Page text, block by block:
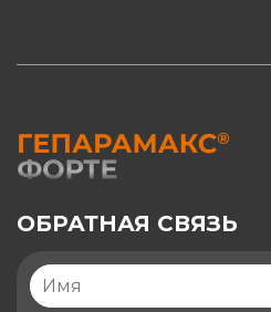
ОБРАТНАЯ СВЯЗЬ